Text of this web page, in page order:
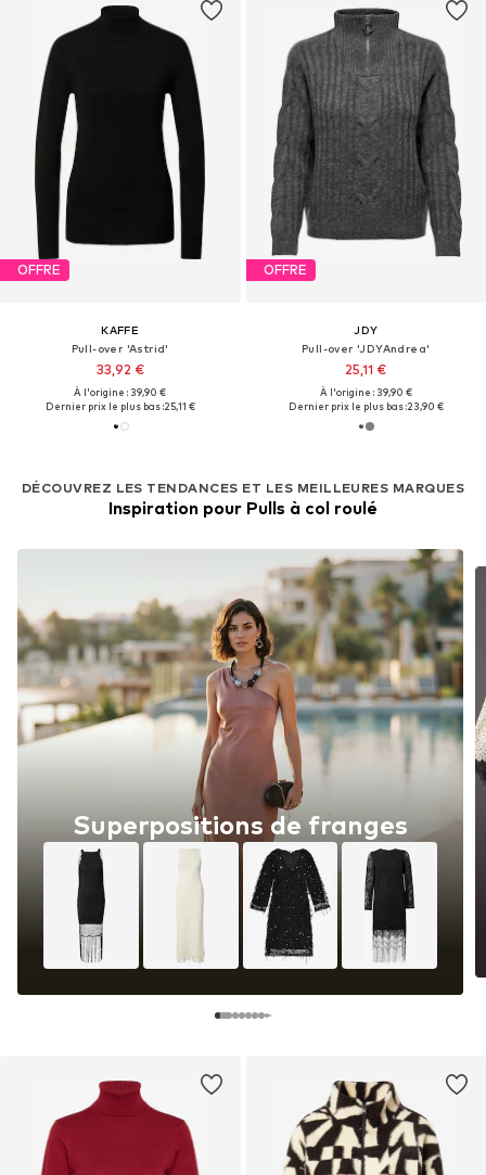
OFFRE
KAFFE
Pull-over 'Astrid'
33,92 €
À l'origine : 39,90 €
Dernier prix le plus bas :25,11 €
OFFRE
JDY
Pull-over 'JDYAndrea'
25,11 €
À l'origine : 39,90 €
Dernier prix le plus bas :23,90 €
DÉCOUVREZ LES TENDANCES ET LES MEILLEURES MARQUES
Inspiration pour Pulls à col roulé
Superpositions de franges